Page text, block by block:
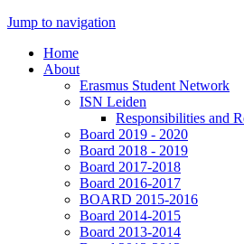
Jump to navigation
Home
About
Erasmus Student Network
ISN Leiden
Responsibilities and
Board 2019 - 2020
Board 2018 - 2019
Board 2017-2018
Board 2016-2017
BOARD 2015-2016
Board 2014-2015
Board 2013-2014